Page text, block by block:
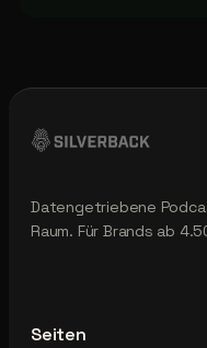
Datengetriebene
Raum. Für Brands ab
Seiten